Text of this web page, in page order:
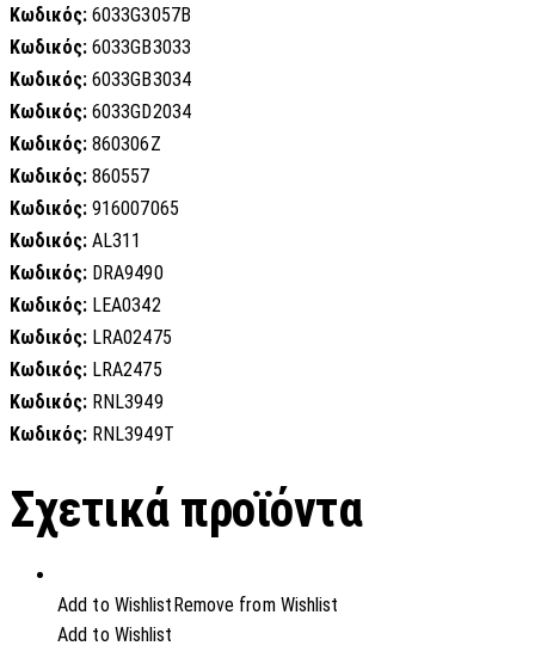
Κωδικός: 6033G3057B
Κωδικός: 6033GB3033
Κωδικός: 6033GB3034
Κωδικός: 6033GD2034
Κωδικός: 860306Z
Κωδικός: 860557
Κωδικός: 916007065
Κωδικός: AL311
Κωδικός: DRA9490
Κωδικός: LEA0342
Κωδικός: LRA02475
Κωδικός: LRA2475
Κωδικός: RNL3949
Κωδικός: RNL3949T
Σχετικά προϊόντα
Add to Wishlist Remove from Wishlist
Add to Wishlist